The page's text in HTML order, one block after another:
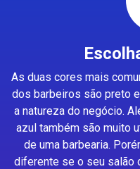
As duas cores mais
dos barbeiros são preto
a natureza do negócio.
azul também são muito
de uma barbearia.
diferente se o seu salão